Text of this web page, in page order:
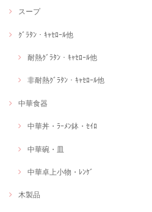
スープ
ｸﾞﾗﾀﾝ・ｷｬｾﾛｰﾙ他
耐熱ｸﾞﾗﾀﾝ・ｷｬｾﾛｰﾙ他
非耐熱ｸﾞﾗﾀﾝ・ｷｬｾﾛｰﾙ他
中華食器
中華丼・ﾗｰﾒﾝ鉢・ｾｲﾛ
中華碗・皿
中華卓上小物・ﾚﾝｹﾞ
木製品